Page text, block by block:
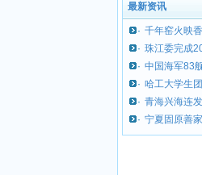
最新资讯
· 千年窑火映
· 珠江委完成
· 中国海军83
· 哈工大学生
· 青海兴海连
· 宁夏固原善